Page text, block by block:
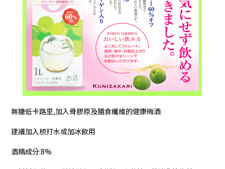
無糖低卡路里,加入骨膠原及膳食纖維的健康梅酒
建議加入梳打水或加冰飲用
酒精成分:8%